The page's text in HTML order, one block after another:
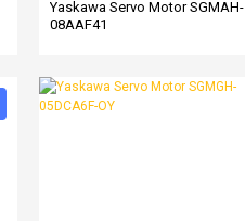
Yaskawa Servo Motor SGMAH-
08AAF41